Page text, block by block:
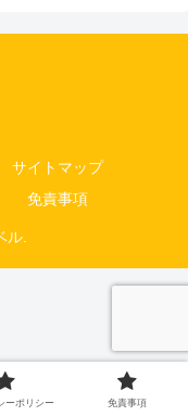
サイトマップ
免責事項
ル.
ーポリシー 免責事項